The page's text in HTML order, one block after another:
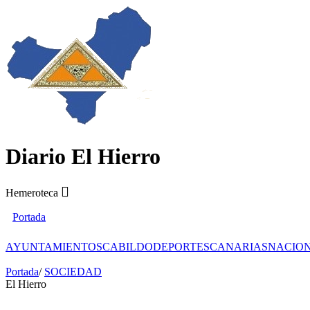
Diario El Hierro
Hemeroteca
Portada
AYUNTAMIENTOSCABILDODEPORTESCANARIAS
Portada/ SOCIEDAD
El Hierro